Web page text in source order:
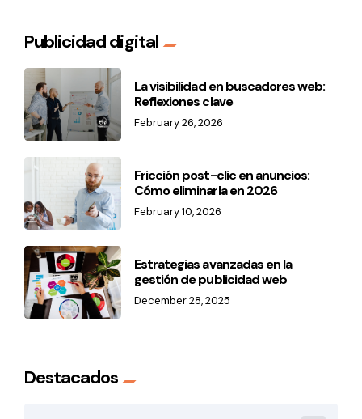
Publicidad digital
La visibilidad en buscadores web:
Reflexiones clave
February 26, 2026
Fricción post-clic en anuncios:
Cómo eliminarla en 2026
February 10, 2026
Estrategias avanzadas en la
gestión de publicidad web
December 28, 2025
Destacados